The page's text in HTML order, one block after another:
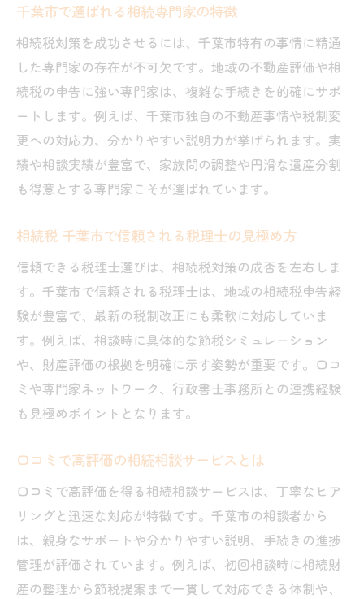
千葉市で選ばれる相続専門家の特徴
相続税対策を成功させるには、千葉市特有の事情に精通
した専門家の存在が不可欠です。地域の不動産評価や相
続税の申告に強い専門家は、複雑な手続きを的確にサポ
ートします。例えば、千葉市独自の不動産事情や税制変
更への対応力、分かりやすい説明力が挙げられます。実
績や相談実績が豊富で、家族間の調整や円滑な遺産分割
も得意とする専門家こそが選ばれています。
相続税 千葉市で信頼される税理士の見極め方
信頼できる税理士選びは、相続税対策の成否を左右しま
す。千葉市で信頼される税理士は、地域の相続税申告経
験が豊富で、最新の税制改正にも柔軟に対応していま
す。例えば、相談時に具体的な節税シミュレーション
や、財産評価の根拠を明確に示す姿勢が重要です。口コ
ミや専門家ネットワーク、行政書士事務所との連携経験
も見極めポイントとなります。
口コミで高評価の相続相談サービスとは
口コミで高評価を得る相続相談サービスは、丁寧なヒア
リングと迅速な対応が特徴です。千葉市の相談者から
は、親身なサポートや分かりやすい説明、手続きの進捗
管理が評価されています。例えば、初回相談時に相続財
産の整理から節税提案まで一貫して対応できる体制や、